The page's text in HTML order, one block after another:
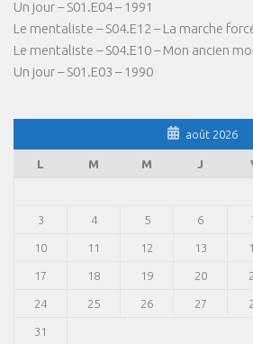
Un jour – S01.E04 – 1991
Le mentaliste – S04.E12 – La marche
Le mentaliste – S04.E10 – Mon ancien moi
Un jour – S01.E03 – 1990
août 2026
L M M J
3 4 5 6
10 11 12 13
17 18 19 20
24 25 26 27
31